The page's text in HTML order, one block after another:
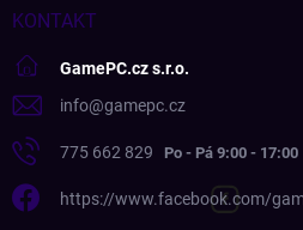
KONTAKT
GamePC.cz s.r.o.
info@gamepc.cz
775 662 829
https://www.facebook.com/